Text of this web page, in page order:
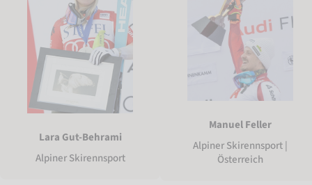
Lara Gut-Behrami
Alpiner Skirennsport
Manuel Feller
Alpiner Skirennsport |
Österreich